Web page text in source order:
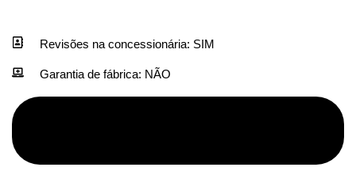
Revisões na concessionária: SIM
Garantia de fábrica: NÃO